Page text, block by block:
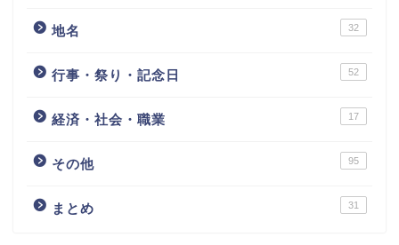
地名 32
行事・祭り・記念日 52
経済・社会・職業 17
その他 95
まとめ 31